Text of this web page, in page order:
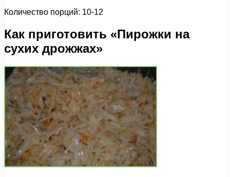
Количество порций: 10-12
Как приготовить «Пирожки на
сухих дрожжах»